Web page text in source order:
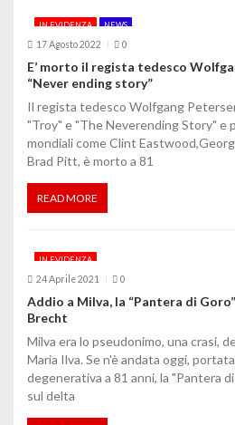
IN EVIDENZA NEWS
17 Agosto 2022 0
E’ morto il regista tedesco
“Never ending story”
Il regista tedesco Wolfgang
"Troy" e "The Neverending Story" e
mondiali come Clint
Brad Pitt, è morto a 81
READ MORE
IN EVIDENZA
24 Aprile 2021 0
Addio a Milva, la “Pantera di
Brecht
Milva era lo pseudonimo, una crasi,
Maria Ilva. Se n'è andata oggi,
degenerativa a 81 anni, la "Pantera
sul delta